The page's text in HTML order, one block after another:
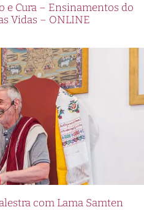
e Cura – Ensinamentos do
Vidas – ONLINE
com Lama Samten